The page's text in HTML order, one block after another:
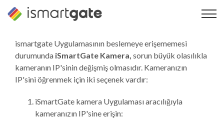
İçeriğe
geç
ismartgate Uygulamasının beslemeye erişememesi
durumunda iSmartGate Kamera, sorun büyük olasılıkla
kameranın IP'sinin değişmiş olmasıdır. Kameranızın
IP'sini öğrenmek için iki seçenek vardır:
iSmartGate kamera Uygulaması aracılığıyla
kameranızın IP'sine erişin: